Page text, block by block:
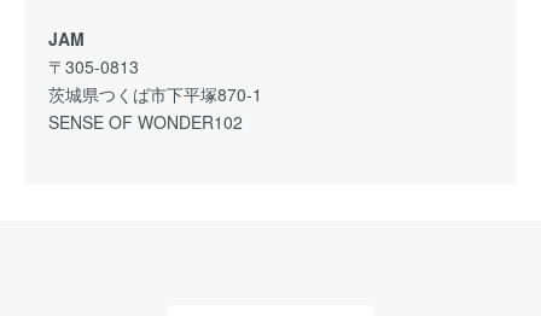
JAM
〒305-0813
茨城県つくば市下平塚870-1
SENSE OF WONDER102